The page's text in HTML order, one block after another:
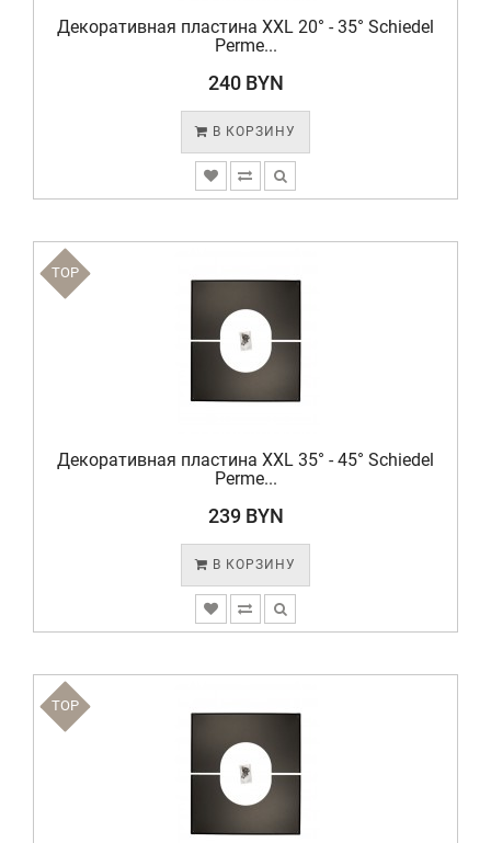
Декоративная пластина XXL 20° - 35° Schiedel
Perme...
240 BYN
В КОРЗИНУ
TOP
Декоративная пластина XXL 35° - 45° Schiedel
Perme...
239 BYN
В КОРЗИНУ
TOP